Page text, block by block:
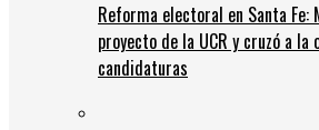
Reforma electoral en Santa
proyecto de la UCR y cruzó a la
candidaturas